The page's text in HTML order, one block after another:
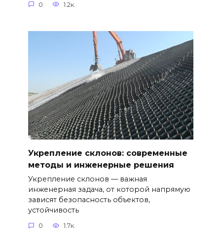
0 1.2к.
Укрепление склонов: современные
методы и инженерные решения
Укрепление склонов — важная
инженерная задача, от которой напрямую
зависят безопасность объектов,
устойчивость
0 1.7к.